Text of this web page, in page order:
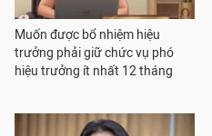
Muốn được bổ nhiệm hiệu
trưởng phải giữ chức vụ phó
hiệu trưởng ít nhất 12 tháng